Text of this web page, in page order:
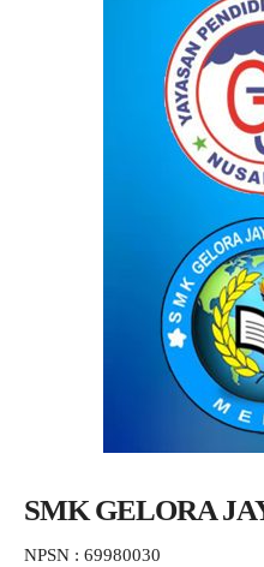
SMK GELORA
NPSN : 69980030